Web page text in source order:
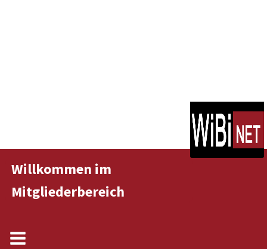
Willkommen im
Mitgliederbereich